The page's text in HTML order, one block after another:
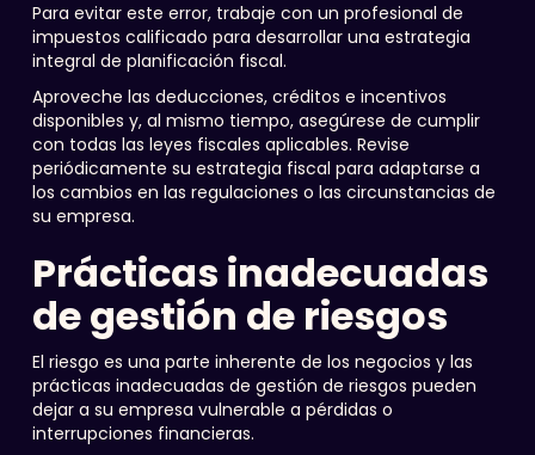
Para evitar este error, trabaje con un profesional de
impuestos calificado para desarrollar una estrategia
integral de planificación fiscal.
Aproveche las deducciones, créditos e incentivos
disponibles y, al mismo tiempo, asegúrese de cumplir
con todas las leyes fiscales aplicables. Revise
periódicamente su estrategia fiscal para adaptarse a
los cambios en las regulaciones o las circunstancias de
su empresa.
Prácticas inadecuadas
de gestión de riesgos
El riesgo es una parte inherente de los negocios y las
prácticas inadecuadas de gestión de riesgos pueden
dejar a su empresa vulnerable a pérdidas o
interrupciones financieras.